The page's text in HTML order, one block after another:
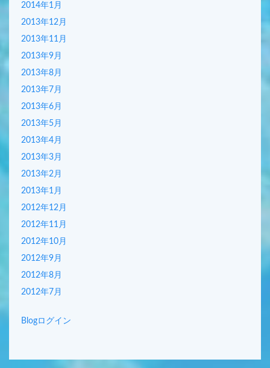
2014年1月
2013年12月
2013年11月
2013年9月
2013年8月
2013年7月
2013年6月
2013年5月
2013年4月
2013年3月
2013年2月
2013年1月
2012年12月
2012年11月
2012年10月
2012年9月
2012年8月
2012年7月
Blogログイン